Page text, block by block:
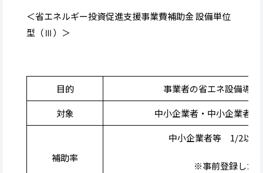
＜省エネルギー投資促進支援事業費補助金 設備単位
型（Ⅲ）＞
目的
事業者の省エネ設備導
対象
中小企業者・中小企業者
補助率
中小企業者等 1/2以
※事前登録した